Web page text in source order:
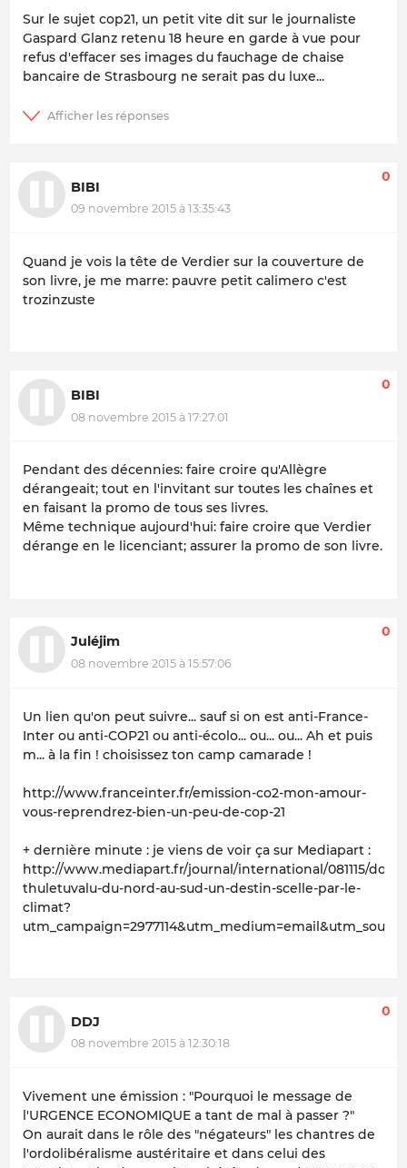
Sur le sujet cop21, un petit vite dit sur le journaliste
Gaspard Glanz retenu 18 heure en garde à vue pour
refus d'effacer ses images du fauchage de chaise
bancaire de Strasbourg ne serait pas du luxe...
BIBI
09 novembre 2015 à 13:35:43
0
Quand je vois la tête de Verdier sur la couverture de
son livre, je me marre: pauvre petit calimero c'est
trozinzuste
BIBI
08 novembre 2015 à 17:27:01
0
Pendant des décennies: faire croire qu'Allègre
dérangeait; tout en l'invitant sur toutes les chaînes et
en faisant la promo de tous ses livres.
Même technique aujourd'hui: faire croire que Verdier
dérange en le licenciant; assurer la promo de son livre.
Juléjim
08 novembre 2015 à 15:57:06
0
Un lien qu'on peut suivre... sauf si on est anti-France-
Inter ou anti-COP21 ou anti-écolo... ou... ou... Ah et puis
m... à la fin ! choisissez ton camp camarade !
http://www.franceinter.fr/emission-co2-mon-amour-
vous-reprendrez-bien-un-peu-de-cop-21
+ dernière minute : je viens de voir ça sur Mediapart :
http://www.mediapart.fr/journal/international/081115/
thuletuvalu-du-nord-au-sud-un-destin-scelle-par-le-
climat?
DDJ
08 novembre 2015 à 12:30:18
0
Vivement une émission : "Pourquoi le message de
l'URGENCE ECONOMIQUE a tant de mal à passer ?"
On aurait dans le rôle des "négateurs" les chantres de
l'ordolibéralisme austéritaire et dans celui des